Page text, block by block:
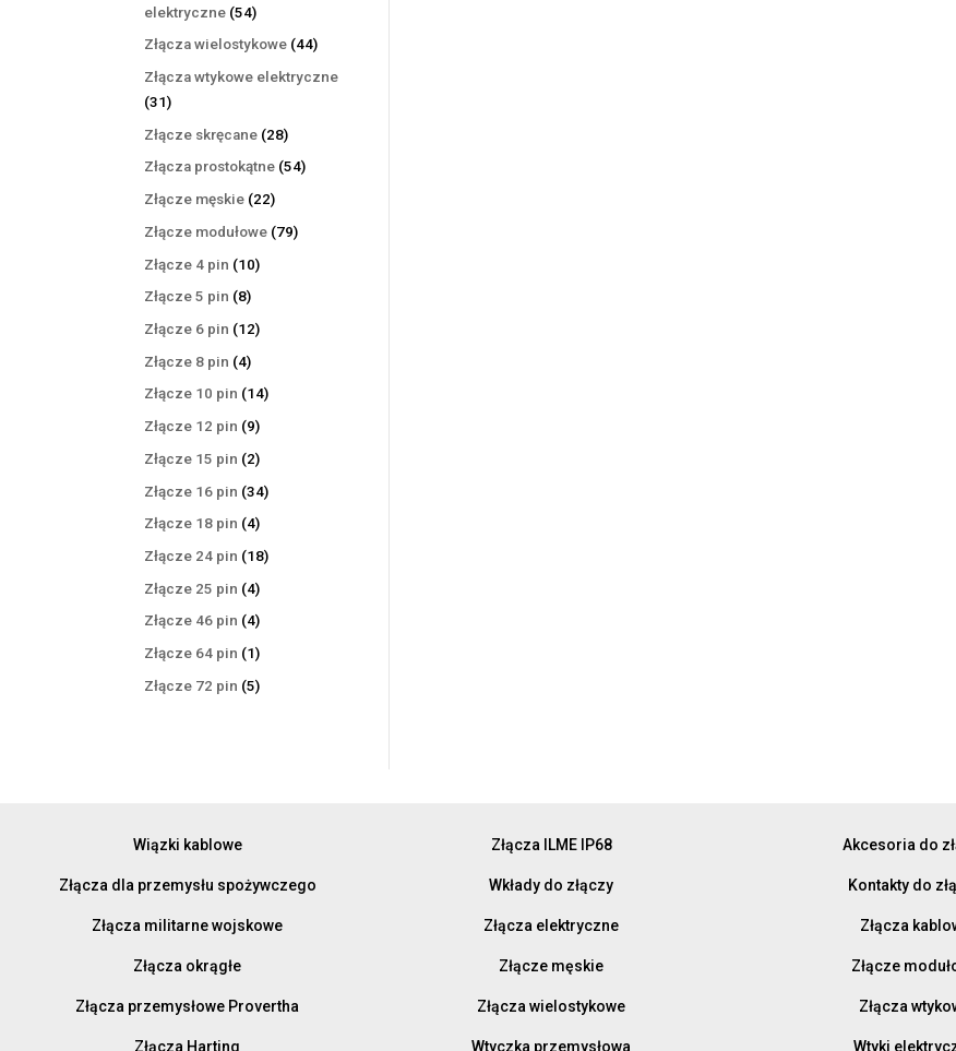
elektryczne 5454
produkty
Złącza wielostykowe 4444
Złącza wtykowe elektryczne
3131
produktów
Złącze skręcane 2828
produktów
Złącza prostokątne 5454
Złącze męskie 2222
produkty
Złącze modułowe 7979
Złącze 4 pin 1010
Złącze 5 pin 88
produktów
Złącze 6 pin 1212
Złącze 8 pin 44
produkty
Złącze 10 pin 1414
Złącze 12 pin 99
produktów
Złącze 15 pin 22
produkty
Złącze 16 pin 3434
Złącze 18 pin 44
produkty
Złącze 24 pin 1818
Złącze 25 pin 44
produkty
Złącze 46 pin 44
produkty
Złącze 64 pin 11
produkt
Złącze 72 pin 55
Wiązki kablowe
Złącza dla przemysłu spożywczego
Złącza militarne wojskowe
Złącza okrągłe
Złącza przemysłowe Provertha
Złącza Harting
Złącza ILME IP68
Wkłady do złączy
Złącza elektryczne
Złącze męskie
Złącza wielostykowe
Wtyczka przemysłowa
Akcesoria do
Kontakty do
Złącza
Złącze
Złącza
Wtyki